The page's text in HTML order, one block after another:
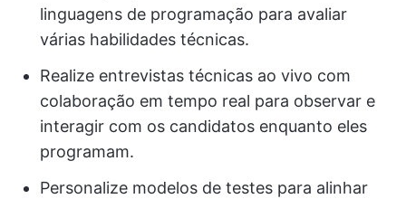
linguagens de programação para avaliar
várias habilidades técnicas.
Realize entrevistas técnicas ao vivo com
colaboração em tempo real para observar e
interagir com os candidatos enquanto eles
programam.
Personalize modelos de testes para alinhar